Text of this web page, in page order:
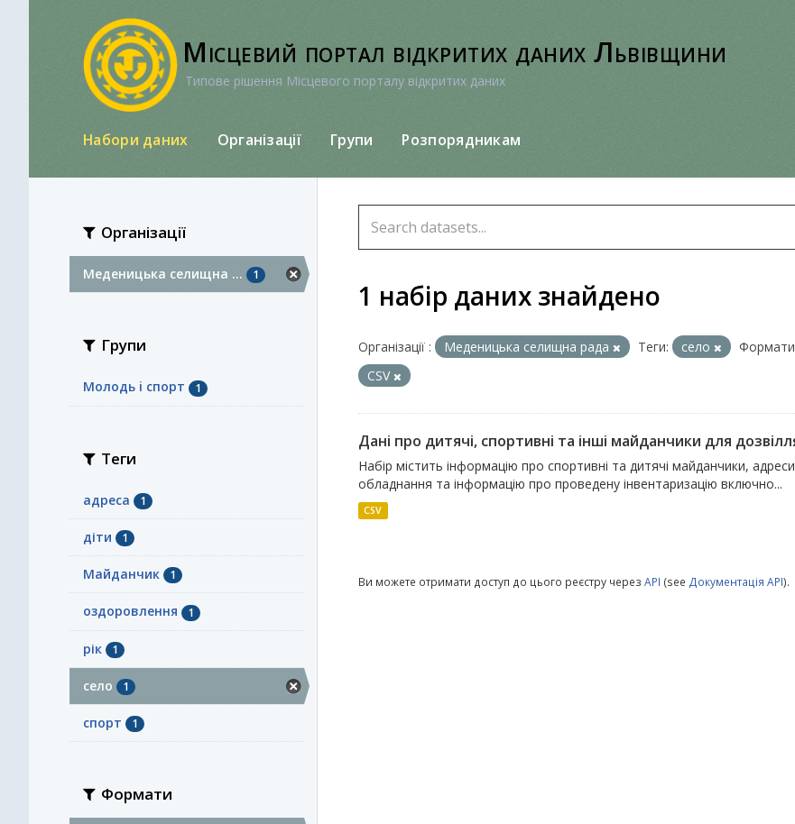
Місцевий портал відкритих даних Львівщини
Типове рішення Місцевого порталу відкритих даних
Набори даних Організації Групи Розпорядникам
Організації
Меденицька селищна ... 1
Групи
Молодь i спорт 1
Теги
адреса 1
діти 1
Майданчик 1
оздоровлення 1
рік 1
село 1
спорт 1
Формати
1 набір даних знайдено
Організації : Меденицька селищна рада Теги: село
CSV
Дані про дитячі, спортивні та інші майданчики для
Набір містить інформацію про спортивні та дитячі майданчики,
обладнання та інформацію про проведену інвентаризацію включно...
CSV
Ви можете отримати доступ до цього реєстру через API (see Документація API).